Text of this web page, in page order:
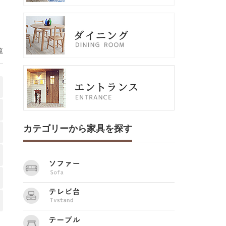
カテゴリーから家具を探す